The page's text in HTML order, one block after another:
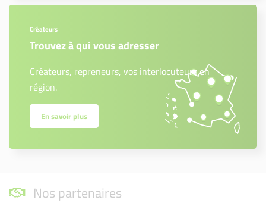
Créateurs
Trouvez à qui vous adresser
Créateurs, repreneurs, vos interlocuteurs en
région.
En savoir plus
Nos partenaires